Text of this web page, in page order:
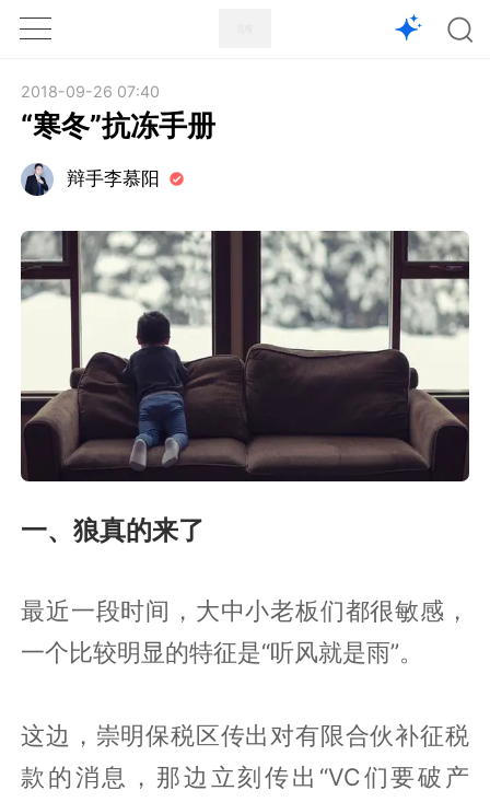
1X
2018-09-26 07:40
“寒冬”抗冻手册
辩手李慕阳
一、狼真的来了
最近一段时间，大中小老板们都很敏感，
一个比较明显的特征是“听风就是雨”。
这边，崇明保税区传出对有限合伙补征税
款的消息，那边立刻传出“VC们要破产